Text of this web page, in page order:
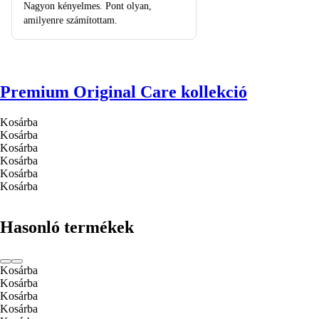
Nagyon kényelmes. Pont olyan,
amilyenre számítottam.
Premium Original Care kollekció
Kosárba
Kosárba
Kosárba
Kosárba
Kosárba
Kosárba
Hasonló termékek
Kosárba
Kosárba
Kosárba
Kosárba